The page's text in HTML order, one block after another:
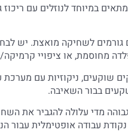
במיוחד לנוזלים עם
לשחיקה מואצת. יש
מחוסמת, או ציפויי
בבור השאיבה.
מדי עלולה להגביר את
עבודה אופטימלית עבור